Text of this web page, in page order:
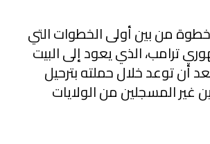
من بين أولى الخطوات التي
ترامب، الذي يعود إلى البيت
أن توعد خلال حملته بترحيل
غير المسجلين من الولايات